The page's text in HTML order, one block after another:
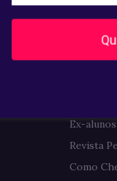
A
Biblioteca
Ex-
Revista
Como